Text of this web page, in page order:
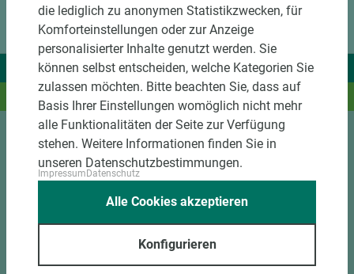
Wir liefern Ideen.
Und das passende Holz dazu.
Sortiment
Unternehmen
Mitgliedschaften
die lediglich zu anonymen Statistikzwecken, für
Komforteinstellungen oder zur Anzeige
personalisierter Inhalte genutzt werden. Sie
können selbst entscheiden, welche Kategorien Sie
zulassen möchten. Bitte beachten Sie, dass auf
Basis Ihrer Einstellungen womöglich nicht mehr
alle Funktionalitäten der Seite zur Verfügung
stehen. Weitere Informationen finden Sie in
unseren Datenschutzbestimmungen.
ImpressumDatenschutz
Konfigurieren
Alle Cookies akzeptieren